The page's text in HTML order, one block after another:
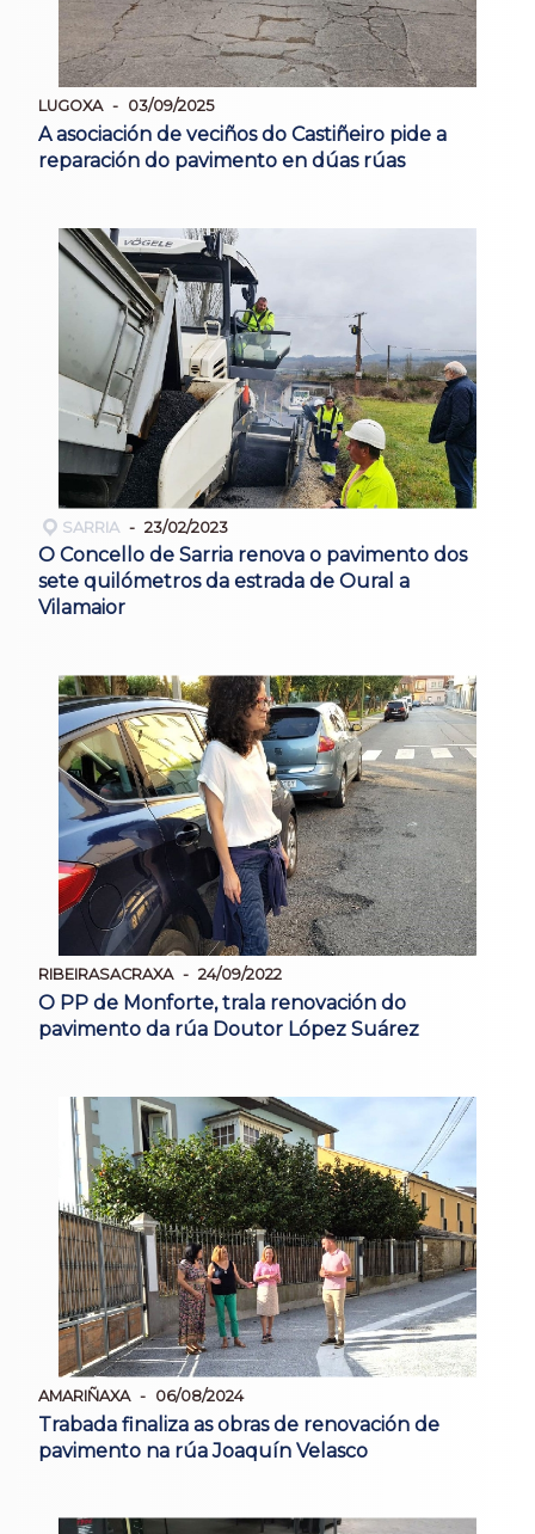
LUGOXA 03/09/2025
A asociación de veciños do Castiñeiro pide a
reparación do pavimento en dúas rúas
SARRIA 23/02/2023
O Concello de Sarria renova o pavimento dos
sete quilómetros da estrada de Oural a
Vilamaior
RIBEIRASACRAXA 24/09/2022
O PP de Monforte, trala renovación do
pavimento da rúa Doutor López Suárez
AMARIÑAXA 06/08/2024
Trabada finaliza as obras de renovación de
pavimento na rúa Joaquín Velasco